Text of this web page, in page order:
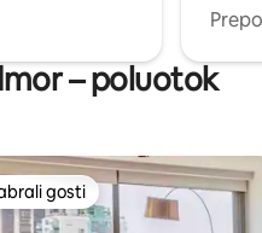
– poluotok
najviše rangiranima s oznakom
gosti